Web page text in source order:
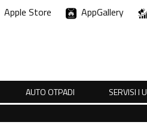
Apple Store AppGallery
AUTO OTPADI SERVISI I